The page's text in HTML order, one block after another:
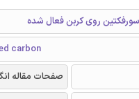
روی کربن فعال شده
carbon
صفحات مقاله